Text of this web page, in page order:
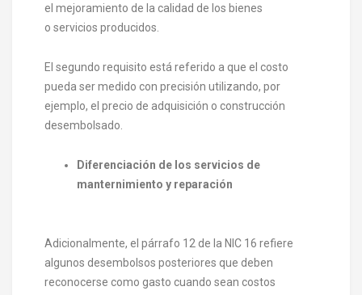
el mejoramiento de la calidad de los bienes
o servicios producidos.
El segundo requisito está referido a que el costo
pueda ser medido con precisión utilizando, por
ejemplo, el precio de adquisición o construcción
desembolsado.
Diferenciación de los servicios de
manternimiento y reparación
Adicionalmente, el párrafo 12 de la NIC 16 refiere
algunos desembolsos posteriores que deben
reconocerse como gasto cuando sean costos